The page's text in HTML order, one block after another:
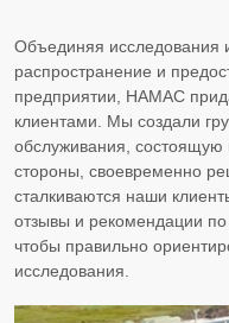
Объединяя исследования
распространение и
предприятии, HAMAC
клиентами. Мы создали
обслуживания, состоящую
стороны, своевременно
сталкиваются наши
отзывы и рекомендации
чтобы правильно
исследования.